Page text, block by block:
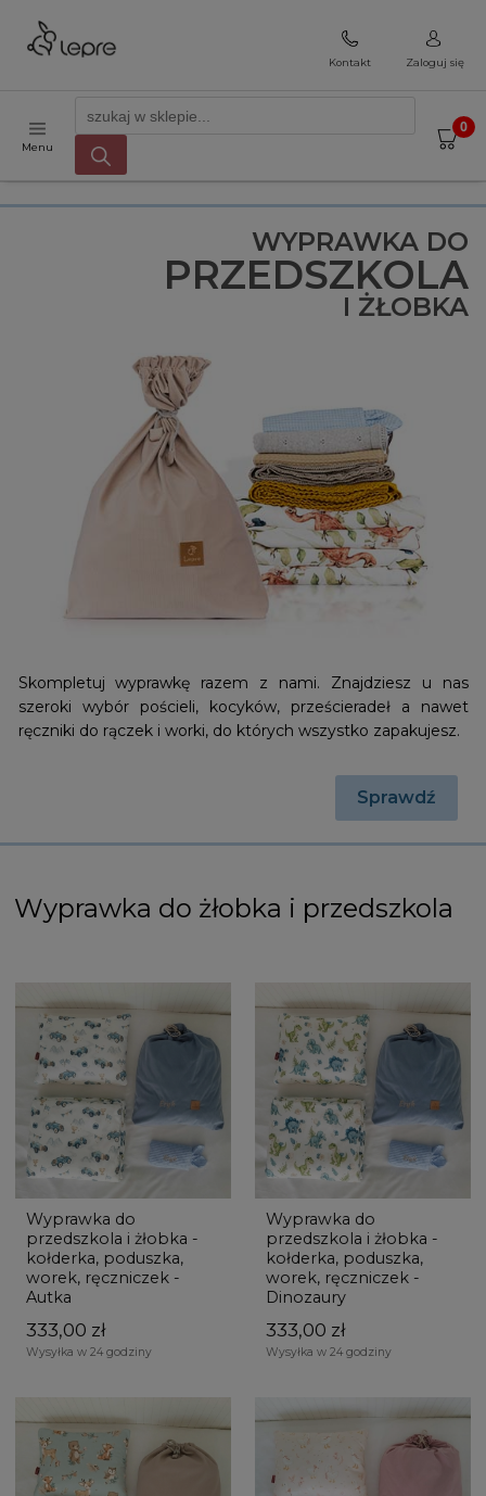
Kontakt Zaloguj się
Menu
WYPRAWKA DO
PRZEDSZKOLA
I ŻŁOBKA
Skompletuj wyprawkę razem z nami. Znajdziesz u nas
szeroki wybór pościeli, kocyków, prześcieradeł a nawet
ręczniki do rączek i worki, do których wszystko zapakujesz.
Sprawdź
Wyprawka do żłobka i przedszkola
Wyprawka do
przedszkola i żłobka -
kołderka, poduszka,
worek, ręczniczek -
Autka
333,00 zł
Wysyłka w 24 godziny
Wyprawka do
przedszkola i żłobka -
kołderka, poduszka,
worek, ręczniczek -
Dinozaury
333,00 zł
Wysyłka w 24 godziny